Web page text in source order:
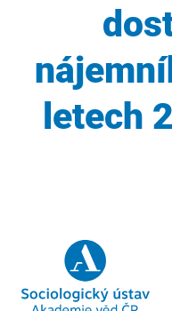
letech